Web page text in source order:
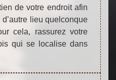
de votre endroit afin
lieu quelconque
cela, rassurez votre
qui se localise dans